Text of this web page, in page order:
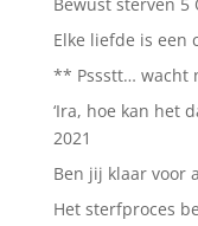
Elke liefde is een
** Pssstt… wacht
‘Ira, hoe kan het
2021
Ben jij klaar voor
Het sterfproces